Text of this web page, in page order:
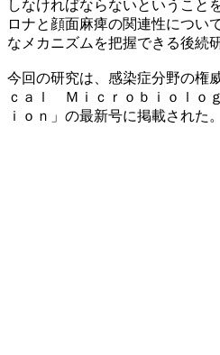
しなければならないということ
ロナと顔面麻痺の関連性につい
なメカニズムを把握できる後続
今回の研究は、感染症分野の権
ｃａｌ Ｍｉｃｒｏｂｉｏｌ
ｉｏｎ」の最新号に掲載された。